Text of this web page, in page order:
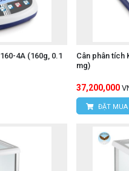
4A (160g, 0.1
Cân phân tích
mg)
37,200,000
ĐẶT MUA